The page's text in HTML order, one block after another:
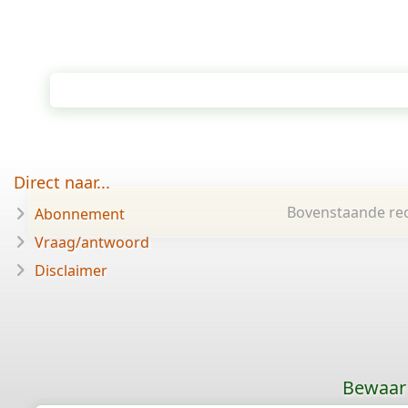
Bovenstaande
Direct naar...
Abonnement
Vraag/antwoord
Disclaimer